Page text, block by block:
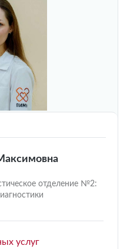
отделение №2:
услуг